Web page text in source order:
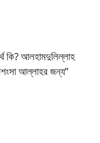
আল্লাহর জন্য”